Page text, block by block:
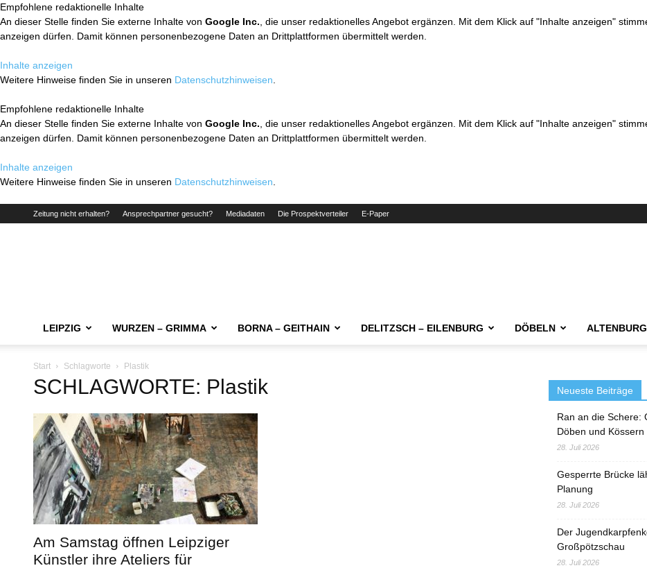
Empfohlene redaktionelle Inhalte
An dieser Stelle finden Sie externe Inhalte von Google Inc. , die unser redaktionelles Angebot ergänzen. Mit dem Klick auf "Inhalte anzeigen"
anzeigen dürfen. Damit können personenbezogene Daten an Drittplattformen übermittelt werden.
Inhalte anzeigen
Weitere Hinweise finden Sie in unseren Datenschutzhinweisen
Empfohlene redaktionelle Inhalte
An dieser Stelle finden Sie externe Inhalte von Google Inc. , die unser redaktionelles Angebot ergänzen. Mit dem Klick auf "Inhalte anzeigen"
anzeigen dürfen. Damit können personenbezogene Daten an Drittplattformen übermittelt werden.
Inhalte anzeigen
Weitere Hinweise finden Sie in unseren Datenschutzhinweisen
Zeitung nicht erhalten? Ansprechpartner gesucht? Mediadaten Die Prospektverteiler E-Paper
LEIPZIG WURZEN – GRIMMA BORNA – GEITHAIN DELITZSCH – EILENBURG DÖBELN ALTENBURG
Start Schlagworte Plastik
SCHLAGWORTE: Plastik
Am Samstag öffnen Leipziger
Künstler ihre Ateliers für
Neueste Beiträge
Ran an die Schere:
Döben und Kössern
28. Juli 2026
Gesperrte Brücke
Planung
28. Juli 2026
Der
Großpötzschau
28. Juli 2026